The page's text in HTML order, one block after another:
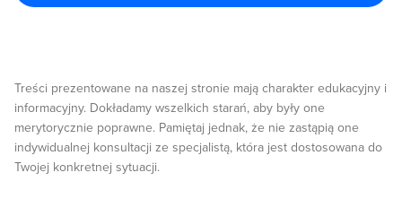
Treści prezentowane na naszej stronie mają charakter edukacyjny i
informacyjny. Dokładamy wszelkich starań, aby były one
merytorycznie poprawne. Pamiętaj jednak, że nie zastąpią one
indywidualnej konsultacji ze specjalistą, która jest dostosowana do
Twojej konkretnej sytuacji.